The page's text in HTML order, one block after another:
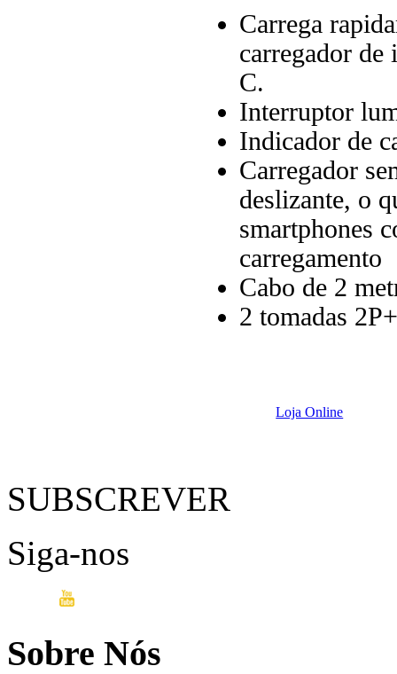
Carrega
carregador
C.
Interruptor
Indicador de
Carregador
deslizante, o
smartphones
carregamento
Cabo de 2
2 tomadas
Loja Online
SUBSCREVER
Siga-nos
Sobre Nós